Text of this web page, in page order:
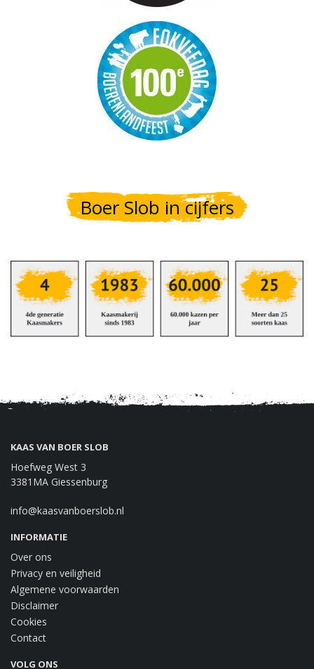
Boer Slob in cijfers
KAAS VAN BOER SLOB
Hoefweg West 3
3381MA Giessenburg
info@kaasvanboerslob.nl
INFORMATIE
Over ons
Privacy en veiligheid
Algemene voorwaarden
Disclaimer
Cookies
Contact
VOLG ONS